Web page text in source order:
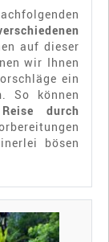
auf dieser
wir Ihnen
ein
. So können
Reise durch
bösen